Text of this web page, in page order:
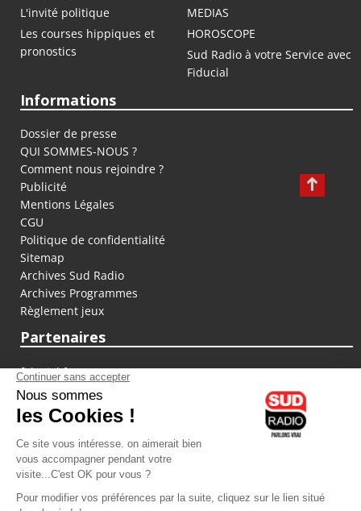
L'invité politique
MEDIAS
Les courses hippiques et
pronostics
HOROSCOPE
Sud Radio à votre Service avec
Fiducial
Informations
Dossier de presse
QUI SOMMES-NOUS ?
Comment nous rejoindre ?
Publicité
Mentions Légales
CGU
Politique de confidentialité
Sitemap
Archives Sud Radio
Archives Programmes
Règlement jeux
Partenaires
fiducial.fr
lyoncapitale.fr
olympique-et-lyonnais.com
L'application Iphone / Android
Téléchargez l'application